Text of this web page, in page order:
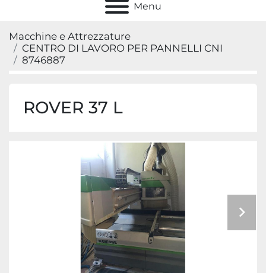
Menu
Macchine e Attrezzature
CENTRO DI LAVORO PER PANNELLI CNI
8746887
ROVER 37 L